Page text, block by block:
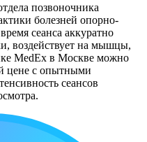
позвоночника
болезней опорно-
сеанса аккуратно
воздействует на мышцы,
MedEx в Москве можно
цене с опытными
сеансов